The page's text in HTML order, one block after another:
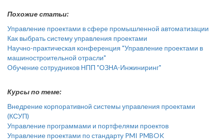
Похожие статьи:
Управление проектами в сфере промышленной автоматизации
Как выбрать систему управления проектами
Научно-практическая конференция "Управление проектами в
машиностроительной отрасли"
Обучение сотрудников НПП "ОЗНА-Инжиниринг"
Курсы по теме:
Внедрение корпоративной системы управления проектами
(КСУП)
Управление программами и портфелями проектов
Управление проектами по стандарту PMI PMBOK